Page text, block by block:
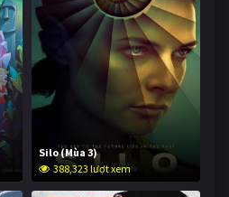
Silo (Mùa 3)
388,323 lượt xem